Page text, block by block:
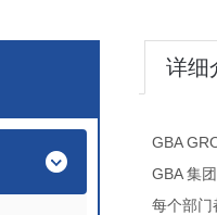
详细
GBA
GBA 集
每个部门